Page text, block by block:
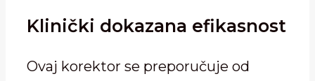
Klinički dokazana efikasnost
Ovaj korektor se preporučuje od